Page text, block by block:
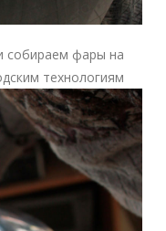
собираем фары на
технологиям